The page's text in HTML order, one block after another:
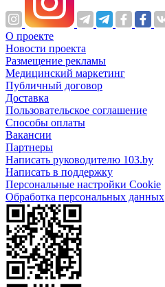
О проекте
Новости проекта
Размещение рекламы
Медицинский маркетинг
Публичный договор
Доставка
Пользовательское соглашение
Способы оплаты
Вакансии
Партнеры
Написать руководителю 103.by
Написать в поддержку
Персональные настройки Cookie
Обработка персональных данных